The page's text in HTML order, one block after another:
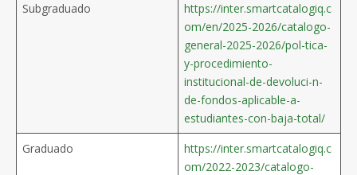
Subgraduado
https://inter.smartcatalogiq.c
om/en/2025-2026/catalogo-
general-2025-2026/pol-tica-
y-procedimiento-
institucional-de-devoluci-n-
de-fondos-aplicable-a-
estudiantes-con-baja-total/
Graduado
https://inter.smartcatalogiq.c
om/2022-2023/catalogo-